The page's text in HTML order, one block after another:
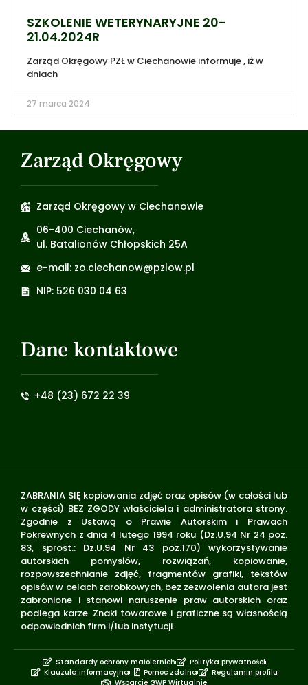
SZKOLENIE WETERYNARYJNE 20-
21.04.2024R
Zarząd Okręgowy PZŁ w Ciechanowie informuje , iż w
dniach
27 marca 2024
Zarząd Okręgowy
Zarząd Okręgowy w Ciechanowie
06-400 Ciechanów,
ul. Batalionów Chłopskich 25A
e-mail: zo.ciechanow@pzlow.pl
NIP: 526 030 04 63
Dane kontaktowe
+48 (23) 672 22 39
ZABRANIA SIĘ kopiowania zdjęć oraz opisów (w całości lub
w części) BEZ ZGODY właściciela i administratora strony.
Zgodnie z Ustawą o Prawie Autorskim i Prawach
Pokrewnych z dnia 4 lutego 1994 roku (Dz.U.94 Nr 24 poz.
83, sprost.: Dz.U.94 Nr 43 poz.170) wykorzystywanie
autorskich pomysłów, rozwiązań, kopiowanie,
rozpowszechnianie zdjęć, fragmentów grafiki, tekstów
opisów w celach zarobkowych, bez zezwolenia autora jest
zabronione i stanowi naruszenie praw autorskich oraz
podlega karze. Znaki towarowe i graficzne są własnością
odpowiednich firm i/lub instytucji.
Standardy ochrony małoletnich
Polityka prywatności
Klauzula informacyjna
Pomoc zdalna
Regulamin profilu
Wsparcie GWP Wirtualnie